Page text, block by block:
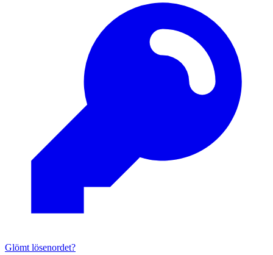
Glömt lösenordet?